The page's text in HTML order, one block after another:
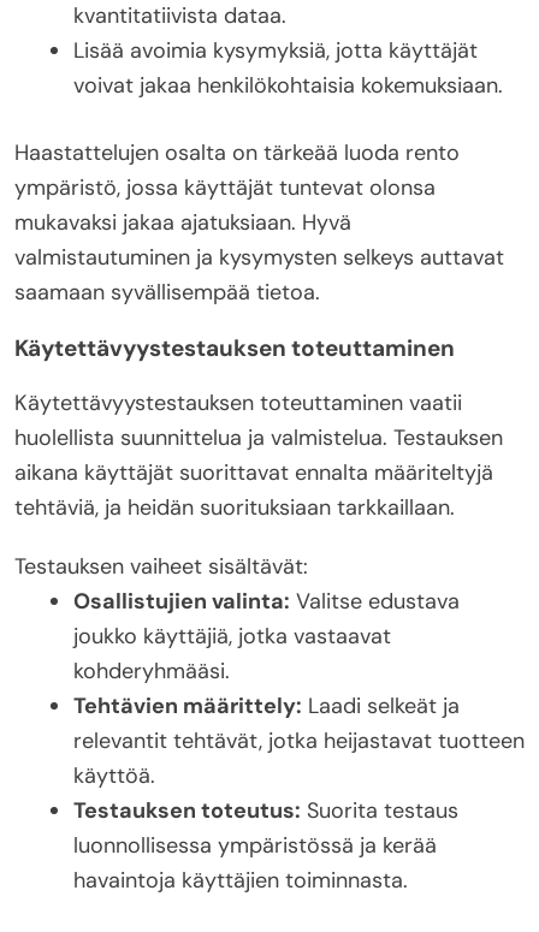
kvantitatiivista dataa.
Lisää avoimia kysymyksiä, jotta käyttäjät
voivat jakaa henkilökohtaisia kokemuksiaan.
Haastattelujen osalta on tärkeää luoda rento
ympäristö, jossa käyttäjät tuntevat olonsa
mukavaksi jakaa ajatuksiaan. Hyvä
valmistautuminen ja kysymysten selkeys auttavat
saamaan syvällisempää tietoa.
Käytettävyystestauksen toteuttaminen
Käytettävyystestauksen toteuttaminen vaatii
huolellista suunnittelua ja valmistelua. Testauksen
aikana käyttäjät suorittavat ennalta määriteltyjä
tehtäviä, ja heidän suorituksiaan tarkkaillaan.
Testauksen vaiheet sisältävät:
Osallistujien valinta: Valitse edustava
joukko käyttäjiä, jotka vastaavat
kohderyhmääsi.
Tehtävien määrittely: Laadi selkeät ja
relevantit tehtävät, jotka heijastavat tuotteen
käyttöä.
Testauksen toteutus: Suorita testaus
luonnollisessa ympäristössä ja kerää
havaintoja käyttäjien toiminnasta.